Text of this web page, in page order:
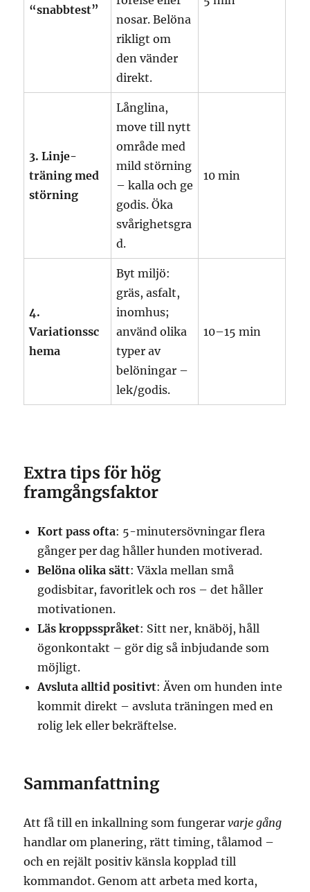
“snabbtest”
nosar. Belöna
rikligt om
den vänder
direkt.
3. Linje-
träning med
störning
Långlina,
move till nytt
område med
mild störning
– kalla och ge
godis. Öka
svårighetsgra
d.
10 min
4.
Variationssc
hema
Byt miljö:
gräs, asfalt,
inomhus;
använd olika
typer av
belöningar –
lek/godis.
10–15 min
Extra tips för hög
framgångsfaktor
Kort pass ofta: 5-minutersövningar flera
gånger per dag håller hunden motiverad.
Belöna olika sätt: Växla mellan små
godisbitar, favoritlek och ros – det håller
motivationen.
Läs kroppsspråket: Sitt ner, knäböj, håll
ögonkontakt – gör dig så inbjudande som
möjligt.
Avsluta alltid positivt: Även om hunden inte
kommit direkt – avsluta träningen med en
rolig lek eller bekräftelse.
Sammanfattning
Att få till en inkallning som fungerarvarje gång
handlar om planering, rätt timing, tålamod –
och en rejält positiv känsla kopplad till
kommandot. Genom att arbeta med korta,